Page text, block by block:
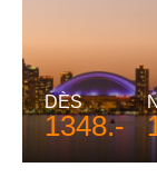
DÈS
1348.-